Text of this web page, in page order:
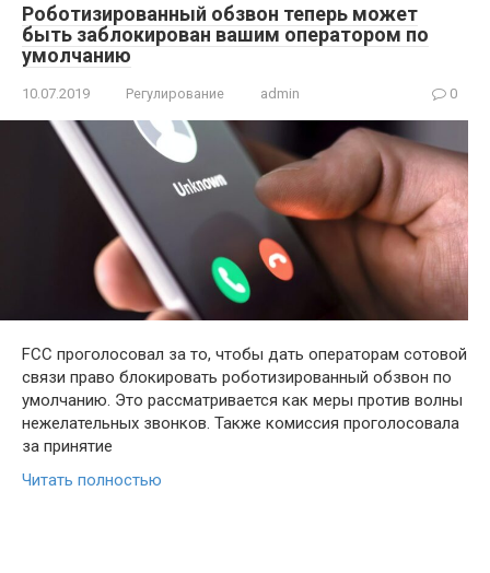
Роботизированный обзвон теперь может
быть заблокирован вашим оператором по
умолчанию
10.07.2019 Регулирование admin 0
FCC проголосовал за то, чтобы дать операторам сотовой
связи право блокировать роботизированный обзвон по
умолчанию. Это рассматривается как меры против волны
нежелательных звонков. Также комиссия проголосовала
за принятие
Читать полностью